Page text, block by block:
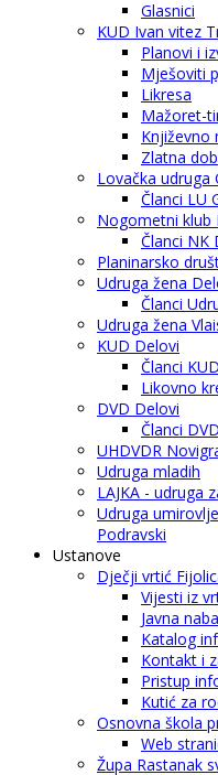
Glasnici
KUD Ivan vitez
Planovi i
Mješoviti
Likresa
Mažoret-
Književno
Zlatna dob
Lovačka udruga
Članci LU
Nogometni klub
Članci NK
Planinarsko
Udruga žena
Članci
Udruga žena
KUD Delovi
Članci
Likovno
DVD Delovi
Članci
UHDVDR
Udruga mladih
LAJKA - udruga
Udruga
Podravski
Ustanove
Dječji vrtić
Vijesti iz
Javna
Katalog
Kontakt i
Pristup
Kutić za
Osnovna škola
Web
Župa Rastanak